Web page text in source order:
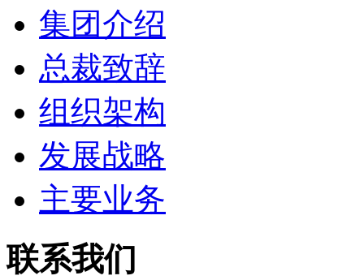
集团介绍
总裁致辞
组织架构
发展战略
主要业务
联系我们